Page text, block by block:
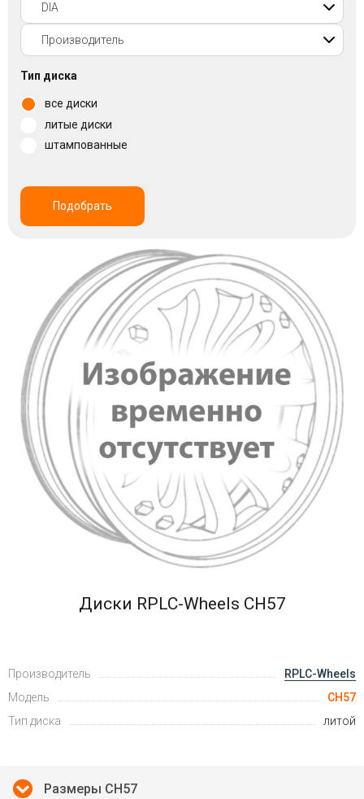
17-
Пт:
9:00
до
Тип диска
все диски
литые диски
штампованные
Подобрать
Диски RPLC-Wheels CH57
Производитель
RPLC-Wheels
Модель
CH57
Тип диска
литой
Размеры CH57